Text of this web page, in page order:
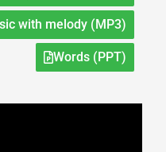
with melody (MP3)
Words (PPT)